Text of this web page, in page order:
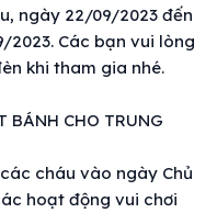
ngày 22/09/2023 đến
2023. Các bạn vui lòng
khi tham gia nhé.
BÁNH CHO TRUNG
cháu vào ngày Chủ
hoạt động vui chơi